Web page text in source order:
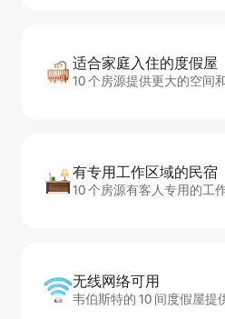
适合家庭入住的度假屋
10 个房源提供更大的空间
有专用工作区域的民宿
10 个房源有客人专用的工
无线网络可用
韦伯斯特的 10 间度假屋提